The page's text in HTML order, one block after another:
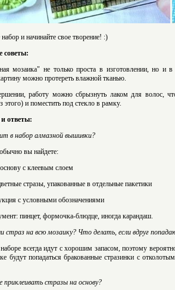
и начинайте свое творение! :)
советы:
мозаика" не только проста в изготовлении, но и
можно протереть влажной тканью.
работу можно сбрызнуть лаком для волос,
этого) и поместить под стекло в рамку.
ответы:
в набор алмазной вышивки?
вы найдете:
с клеевым слоем
стразы, упакованные в отдельные пакетики
с условными обозначениями
пинцет, формочка-блюдце, иногда карандаш.
страз на всю мозаику? Что делать, если вдруг
всегда идут с хорошим запасом, поэтому
будут попадаться бракованные стразинки с
приклеивать стразы на основу?